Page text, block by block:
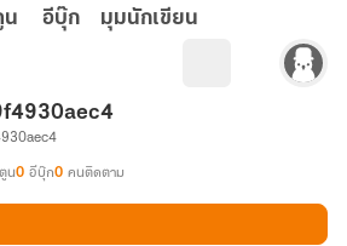
น อีบุ๊ก มุมนักเขียน
น0 อีบุ๊ก0 คนติดตาม